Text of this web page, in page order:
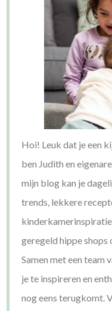
Hoi! Leuk dat je een
ben Judith en
mijn blog kan je
trends, lekkere
geregeld hippe shops
Samen met een team
je te inspireren en
nog eens terugkomt.